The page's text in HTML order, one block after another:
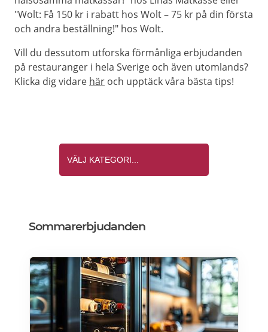
"Wolt: Få 150 kr i rabatt hos Wolt – 75 kr på din första
och andra beställning!" hos Wolt.
Vill du dessutom utforska förmånliga erbjudanden
på restauranger i hela Sverige och även utomlands?
Klicka dig vidare här och upptäck våra bästa tips!
Sommarerbjudanden